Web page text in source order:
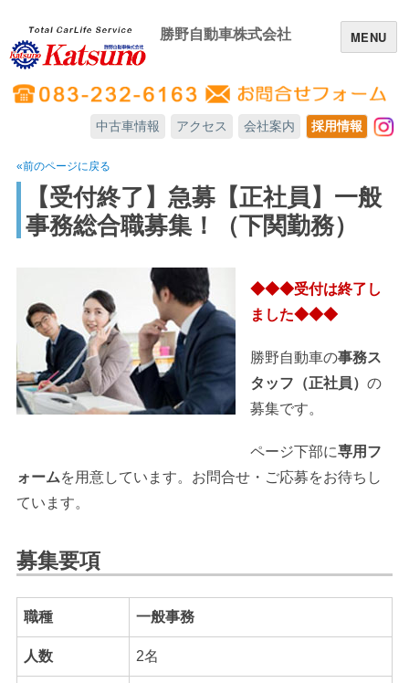
勝野自動車株式会社
中古車情報 アクセス 会社案内 採用情報 In
MENU
«前のページに戻る
【受付終了】急募【正社員】一般
事務総合職募集！（下関勤務）
◆◆◆受付は終了し
ました◆◆◆
勝野自動車の事務ス
タッフ（正社員） の
募集です。
ページ下部に専用フ
ォームを用意しています。お問合せ・ご応募をお待ちし
ています。
募集要項
職種 一般事務
人数 2名